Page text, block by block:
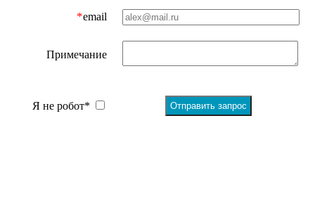
*email
Примечание
Я не робот*